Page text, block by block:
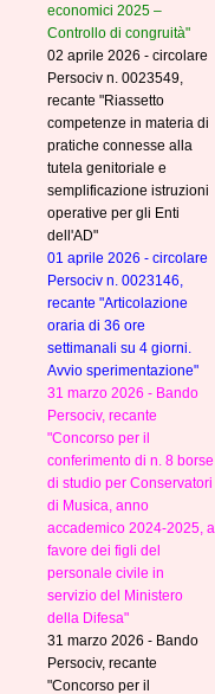
economici 2025 –
Controllo di congruità"
02 aprile 2026 - circolare
Persociv n. 0023549,
recante "Riassetto
competenze in materia di
pratiche connesse alla
tutela genitoriale e
semplificazione istruzioni
operative per gli Enti
dell'AD"
01 aprile 2026 - circolare
Persociv n. 0023146,
recante "Articolazione
oraria di 36 ore
settimanali su 4 giorni.
Avvio sperimentazione"
31 marzo 2026 - Bando
Persociv, recante
"Concorso per il
conferimento di n. 8 borse
di studio per Conservatori
di Musica, anno
accademico 2024-2025, a
favore dei figli del
personale civile in
servizio del Ministero
della Difesa"
31 marzo 2026 - Bando
Persociv, recante
"Concorso per il